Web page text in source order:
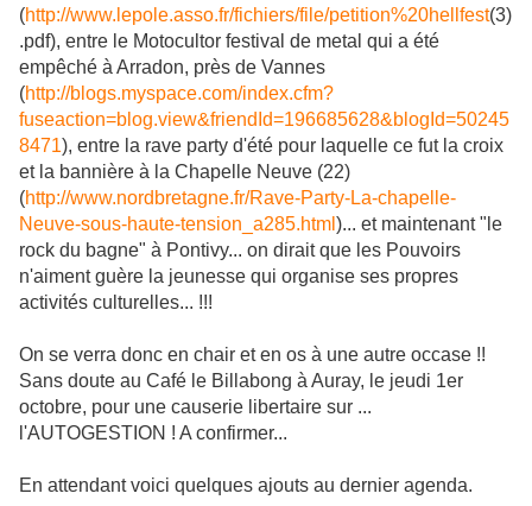
(http://www.lepole.asso.fr/fichiers/file/petition%20hellfest(3)
.pdf), entre le Motocultor festival de metal qui a été
empêché à Arradon, près de Vannes
(http://blogs.myspace.com/index.cfm?
fuseaction=blog.view&friendId=196685628&blogId=50245
8471), entre la rave party d'été pour laquelle ce fut la croix
et la bannière à la Chapelle Neuve (22)
(http://www.nordbretagne.fr/Rave-Party-La-chapelle-
Neuve-sous-haute-tension_a285.html )... et maintenant "le
rock du bagne" à Pontivy... on dirait que les Pouvoirs
n'aiment guère la jeunesse qui organise ses propres
activités culturelles... !!!
On se verra donc en chair et en os à une autre occase !!
Sans doute au Café le Billabong à Auray, le jeudi 1er
octobre, pour une causerie libertaire sur ...
l'AUTOGESTION ! A confirmer...
En attendant voici quelques ajouts au dernier agenda.